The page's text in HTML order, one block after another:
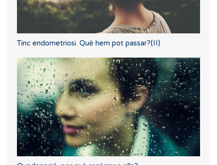
Tinc endometriosi. Què hem pot passar?(II)